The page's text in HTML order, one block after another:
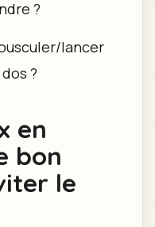
?
lancer
?
en
bon
le